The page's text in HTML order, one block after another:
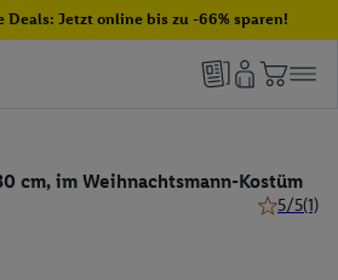
Deals: Jetzt online bis zu -66% sparen!
cm, im Weihnachtsmann-Kostüm
5/5(1)